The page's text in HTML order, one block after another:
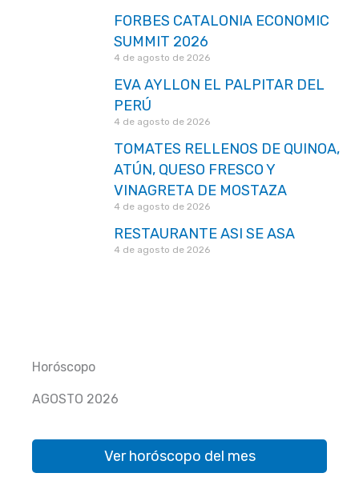
FORBES CATALONIA ECONOMIC
SUMMIT 2026
4 de agosto de 2026
EVA AYLLON EL PALPITAR DEL
PERÚ
4 de agosto de 2026
TOMATES RELLENOS DE QUINOA,
ATÚN, QUESO FRESCO Y
VINAGRETA DE MOSTAZA
4 de agosto de 2026
RESTAURANTE ASI SE ASA
4 de agosto de 2026
Horóscopo
AGOSTO 2026
Ver horóscopo del mes